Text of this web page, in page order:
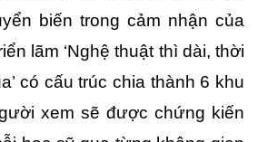
biến trong cảm nhận của
lãm ‘Nghệ thuật thì dài, thời
có cấu trúc chia thành 6 khu
xem sẽ được chứng kiến